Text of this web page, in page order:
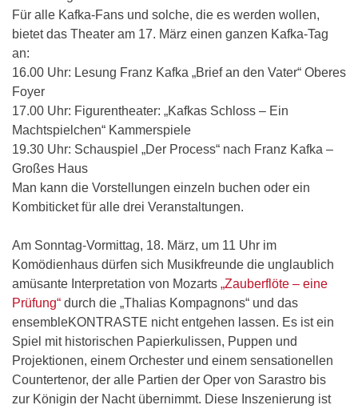
Für alle Kafka-Fans und solche, die es werden wollen,
bietet das Theater am 17. März einen ganzen Kafka-Tag
an:
16.00 Uhr: Lesung Franz Kafka „Brief an den Vater“ Oberes
Foyer
17.00 Uhr: Figurentheater: „Kafkas Schloss – Ein
Machtspielchen“ Kammerspiele
19.30 Uhr: Schauspiel „Der Process“ nach Franz Kafka –
Großes Haus
Man kann die Vorstellungen einzeln buchen oder ein
Kombiticket für alle drei Veranstaltungen.
Am Sonntag-Vormittag, 18. März, um 11 Uhr im
Komödienhaus dürfen sich Musikfreunde die unglaublich
amüsante Interpretation von Mozarts „Zauberflöte – eine
Prüfung“ durch die „Thalias Kompagnons“ und das
ensembleKONTRASTE nicht entgehen lassen. Es ist ein
Spiel mit historischen Papierkulissen, Puppen und
Projektionen, einem Orchester und einem sensationellen
Countertenor, der alle Partien der Oper von Sarastro bis
zur Königin der Nacht übernimmt. Diese Inszenierung ist